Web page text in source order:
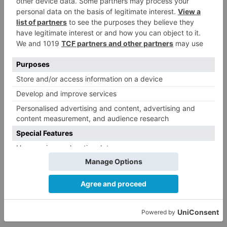
Este fin de semana estará aderezado con la
decoración medieval en las calles del centro que
transformarán la ciudad en un escenario
medieval único y lleno de atractivo turístico, con
su mercado como gran protagonista y un nuevo
espacio gastronómico en el Paseo Atapuerca.
cidiano
octubre